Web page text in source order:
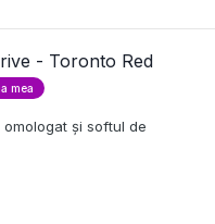
- Toronto Red
mea
omologat și softul de